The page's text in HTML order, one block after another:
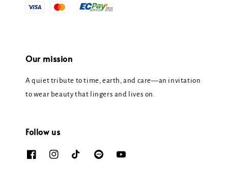
Our mission
A quiet tribute to time, earth, and care—an invitation
to wear beauty that lingers and lives on.
Follow us